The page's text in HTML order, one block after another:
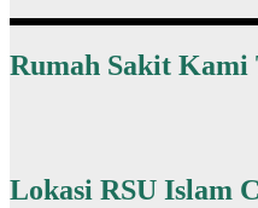
Rumah Sakit Kami
Lokasi RSU Islam